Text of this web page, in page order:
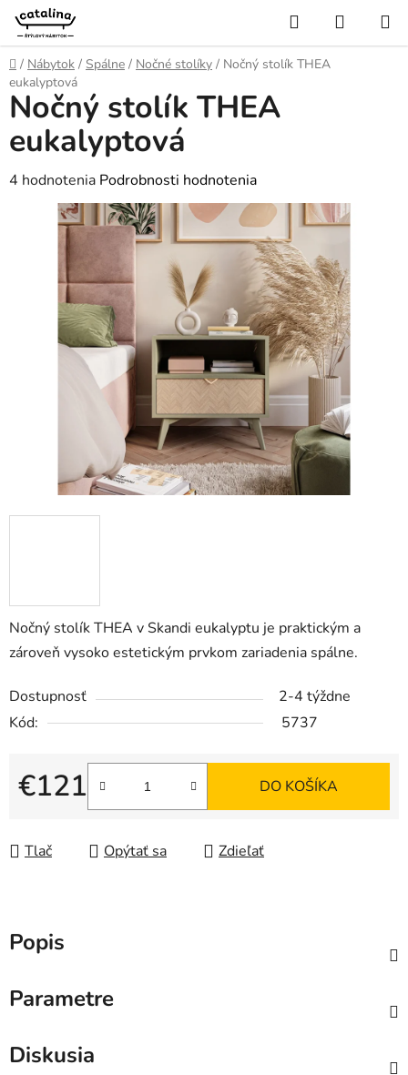
Prejsť
obsah
Hľadať
KOŠÍK
Domov
/ Nábytok / Spálne / Nočné stolíky / Nočný stolík THEA
eukalyptová
Nočný stolík THEA v Skandi eukalyptu je praktickým a
zároveň vysoko estetickým prvkom zariadenia spálne.
Dostupnosť
2-4 týždne
Kód:
5737
€121
Jednotková cena:
DO KOŠÍKA
Tlač Opýtať sa Zdieľať
Nočný stolík THEA
eukalyptová
Priemerné
hodnotenie
produktu
hviezdičiek.
4 hodnotenia Podrobnosti hodnotenia
Popis
Parametre
Diskusia